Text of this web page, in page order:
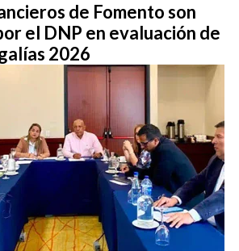
EMISIÓN 7:00 PM
de Fomento son
el DNP en evaluación de
2026